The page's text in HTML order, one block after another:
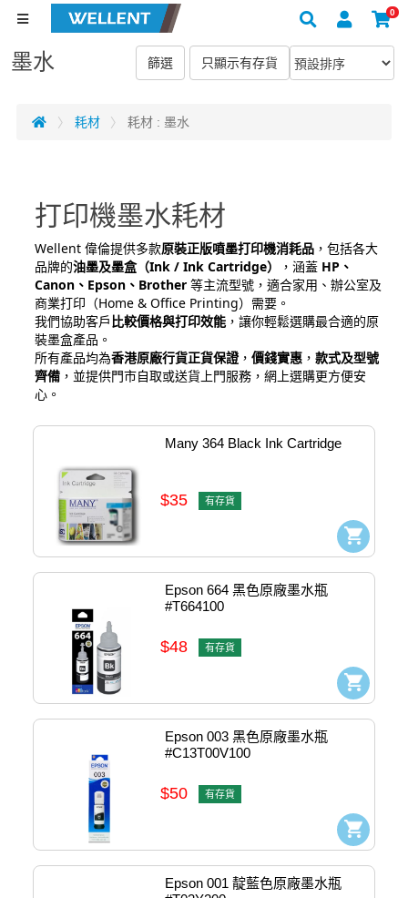
0
墨水
耗材 耗材 : 墨水
打印機墨水耗材
Wellent 偉倫提供多款原裝正版噴墨打印機消耗品 ，包括各大
品牌的油墨及墨盒（Ink / Ink Cartridge） ，涵蓋 HP、
Canon、Epson、Brother 等主流型號，適合家用、辦公室及
商業打印（Home & Office Printing）需要。
我們協助客戶 比較價格與打印效能 ，讓你輕鬆選購最合適的原
裝墨盒產品。
所有產品均為香港原廠行貨正貨保證， 價錢實惠 ， 款式及型號
齊備 ，並提供門市自取或送貨上門服務，網上選購更方便安
心。
Many 364 Black Ink Cartridge
$35 有存貨
Epson 664 黑色原廠墨水瓶
#T664100
$48 有存貨
Epson 003 黑色原廠墨水瓶
#C13T00V100
$50 有存貨
Epson 001 靛藍色原廠墨水瓶